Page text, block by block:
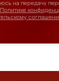
на передачу
Политике